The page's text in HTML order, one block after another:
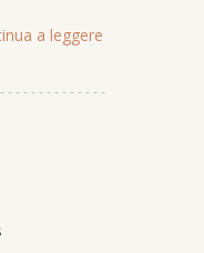
a leggere